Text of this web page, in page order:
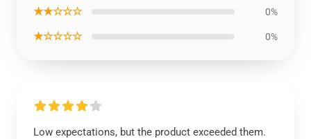
★★☆☆☆ 0%
★☆☆☆☆ 0%
Low expectations, but the product exceeded them.